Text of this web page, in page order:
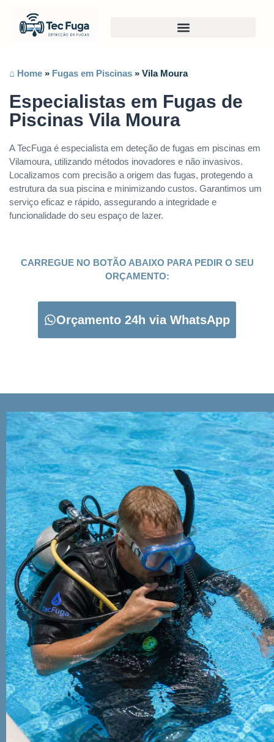
⌂ Home » Fugas em Piscinas » Vila Moura
Especialistas em Fugas de
Piscinas Vila Moura
A TecFuga é especialista em deteção de fugas em piscinas em
Vilamoura, utilizando métodos inovadores e não invasivos.
Localizamos com precisão a origem das fugas, protegendo a
estrutura da sua piscina e minimizando custos. Garantimos um
serviço eficaz e rápido, assegurando a integridade e
funcionalidade do seu espaço de lazer.
CARREGUE NO BOTÃO ABAIXO PARA PEDIR O SEU
ORÇAMENTO:
Orçamento 24h via WhatsApp